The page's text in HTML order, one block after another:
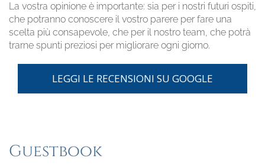
La vostra opinione è importante: sia per i nostri futuri ospiti,
che potranno conoscere il vostro parere per fare una
scelta più consapevole, che per il nostro team, che potrà
trarne spunti preziosi per migliorare ogni giorno.
LEGGI LE RECENSIONI SU GOOGLE
Guestbook